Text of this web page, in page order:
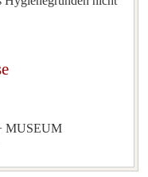
MUSEUM